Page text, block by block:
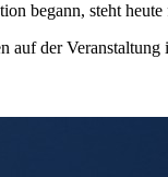
begann, steht
auf der